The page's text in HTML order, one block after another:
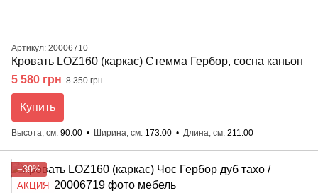
Артикул: 20006710
Кровать LOZ160 (каркас) Стемма Гербор, сосна каньон
5 580 грн 8 350 грн
Купить
Высота, см 90.00 Ширина, см 173.00 Длина, см 211.00
−39%
АКЦИЯ